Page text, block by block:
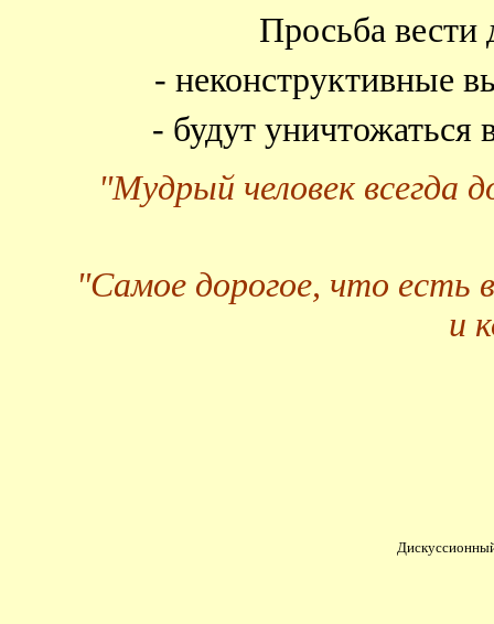
Просьба вести
- неконструктивные
- будут
"Мудрый человек всегда
"Самое дорогое, что есть
и